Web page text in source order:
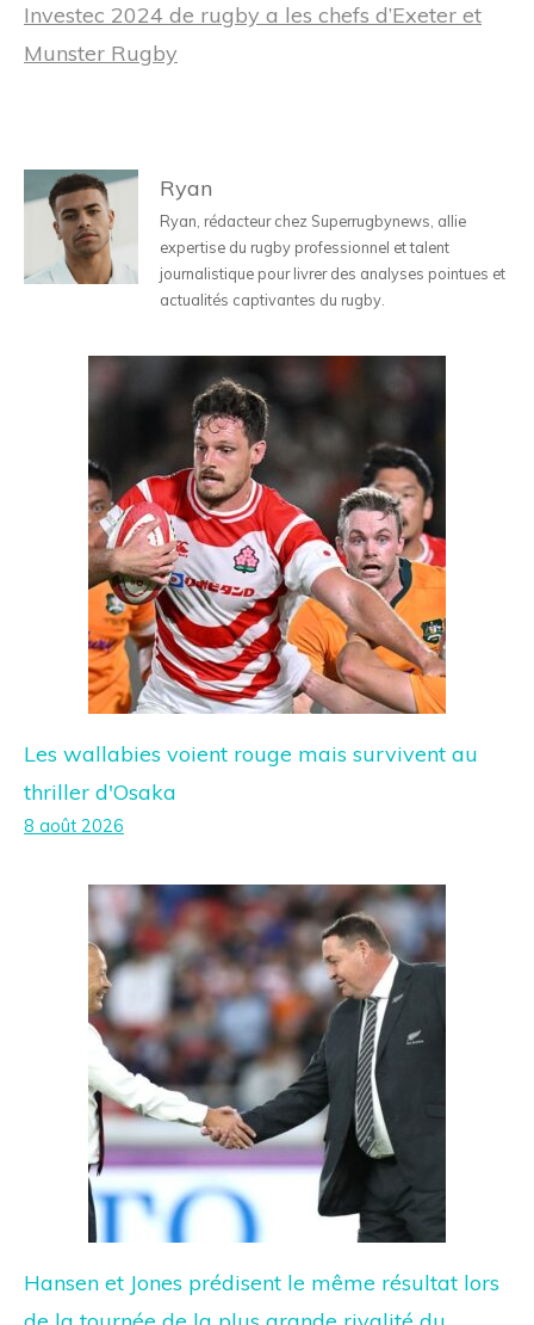
Investec 2024 de rugby a les chefs d’Exeter et
Munster Rugby
Ryan
Ryan, rédacteur chez Superrugbynews, allie
expertise du rugby professionnel et talent
journalistique pour livrer des analyses pointues et
actualités captivantes du rugby.
Les wallabies voient rouge mais survivent au
thriller d'Osaka
8 août 2026
Hansen et Jones prédisent le même résultat lors